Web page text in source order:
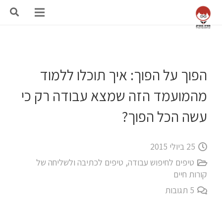
הפוך על הפוך: איך תוכלו ללמוד
מהמועמד הזה שמצא עבודה רק כי
עשה הכל הפוך?
25 ביולי 2015
טיפים לחיפוש עבודה, טיפים לכתיבה ולשליחה של
קורות חיים
5 תגובות